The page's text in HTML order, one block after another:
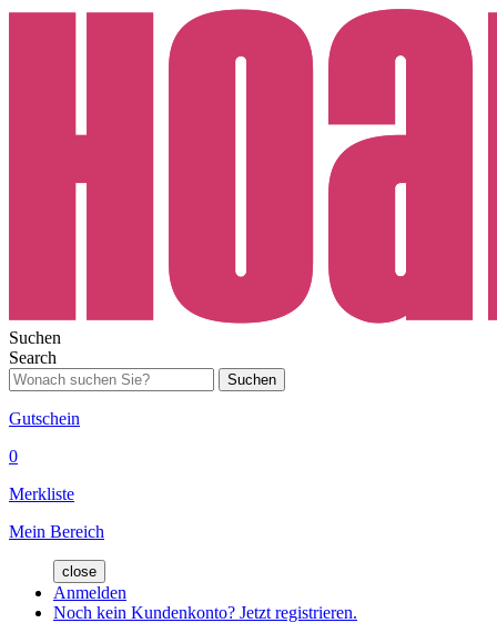
Suchen
Search
Suchen
Gutschein
0
Merkliste
Mein Bereich
close
Anmelden
Noch kein Kundenkonto? Jetzt registrieren.